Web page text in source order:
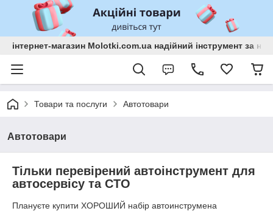
інтернет-магазин Molotki.com.ua надійний інструмент за
Товари та послуги Автотовари
Автотовари
Тільки перевірений автоінструмент для
автосервісу та СТО
Плануєте купити ХОРОШИЙ набір автоинструмена